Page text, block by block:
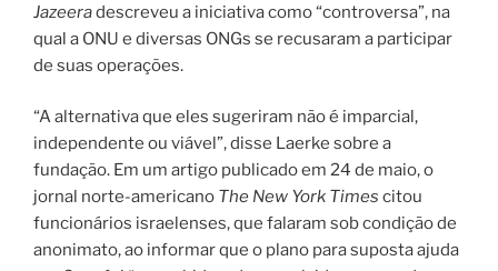
Jazeeradescreveu a iniciativa como “controversa”, na
qual a ONU e diversas ONGs se recusaram a participar
de suas operações.
“A alternativa que eles sugeriram não é imparcial,
independente ou viável”, disse Laerke sobre a
fundação. Em um artigo publicado em 24 de maio, o
jornal norte-americano The New York Times citou
funcionários israelenses, que falaram sob condição de
anonimato, ao informar que o plano para suposta ajuda